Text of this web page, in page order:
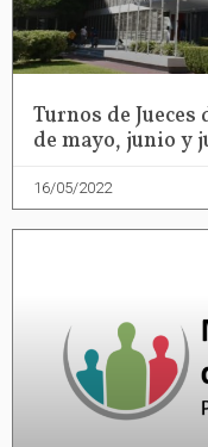
Turnos de
de mayo, junio y
16/05/2022